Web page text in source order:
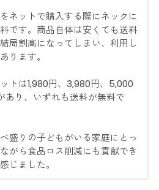
ネットで購入する際にネックに
です。商品自体は安くても送料
局割高になってしまい、利用し
ります。
トは1,980円、3,980円、5,000
あり、いずれも送料が無料で
盛りの子どもがいる家庭にとっ
がら食品ロス削減にも貢献でき
じました。